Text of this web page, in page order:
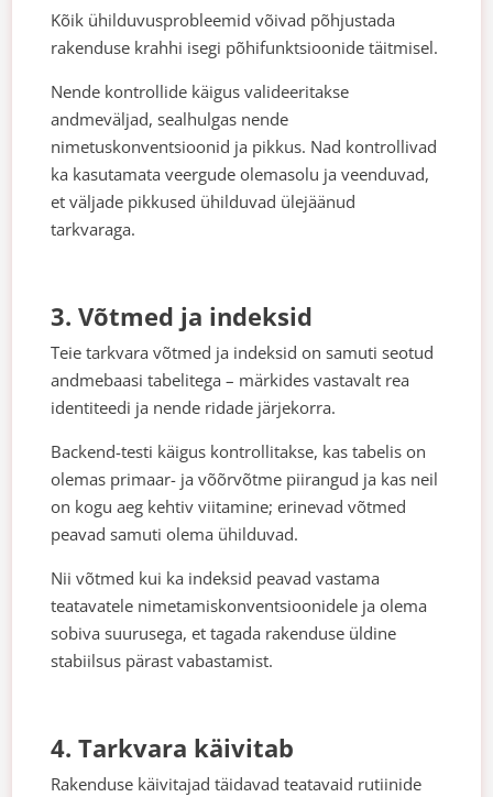
Kõik ühilduvusprobleemid võivad põhjustada
rakenduse krahhi isegi põhifunktsioonide täitmisel.
Nende kontrollide käigus valideeritakse
andmeväljad, sealhulgas nende
nimetuskonventsioonid ja pikkus. Nad kontrollivad
ka kasutamata veergude olemasolu ja veenduvad,
et väljade pikkused ühilduvad ülejäänud
tarkvaraga.
3. Võtmed ja indeksid
Teie tarkvara võtmed ja indeksid on samuti seotud
andmebaasi tabelitega – märkides vastavalt rea
identiteedi ja nende ridade järjekorra.
Backend-testi käigus kontrollitakse, kas tabelis on
olemas primaar- ja võõrvõtme piirangud ja kas neil
on kogu aeg kehtiv viitamine; erinevad võtmed
peavad samuti olema ühilduvad.
Nii võtmed kui ka indeksid peavad vastama
teatavatele nimetamiskonventsioonidele ja olema
sobiva suurusega, et tagada rakenduse üldine
stabiilsus pärast vabastamist.
4. Tarkvara käivitab
Rakenduse käivitajad täidavad teatavaid rutiinide